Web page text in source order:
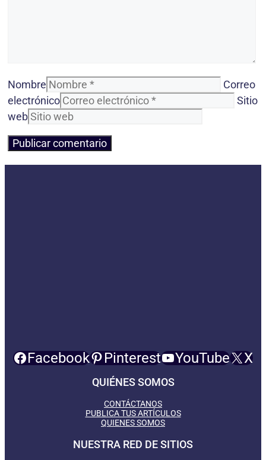
Nombre
Correo
electrónico
Sitio
web
Facebook Pinterest YouTube X
QUIÉNES SOMOS
CONTÁCTANOS
PUBLICA TUS ARTÍCULOS
QUIENES SOMOS
NUESTRA RED DE SITIOS